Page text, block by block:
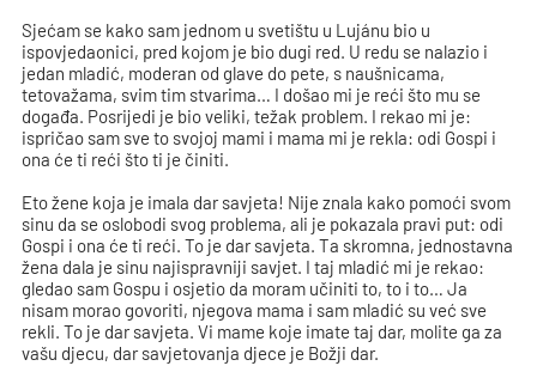
Sjećam se kako sam jednom u svetištu u Lujánu bio u
ispovjedaonici, pred kojom je bio dugi red. U redu se nalazio i
jedan mladić, moderan od glave do pete, s naušnicama,
tetovažama, svim tim stvarima… I došao mi je reći što mu se
događa. Posrijedi je bio veliki, težak problem. I rekao mi je:
ispričao sam sve to svojoj mami i mama mi je rekla: odi Gospi i
ona će ti reći što ti je činiti.
Eto žene koja je imala dar savjeta! Nije znala kako pomoći svom
sinu da se oslobodi svog problema, ali je pokazala pravi put: odi
Gospi i ona će ti reći. To je dar savjeta. Ta skromna, jednostavna
žena dala je sinu najispravniji savjet. I taj mladić mi je rekao:
gledao sam Gospu i osjetio da moram učiniti to, to i to… Ja
nisam morao govoriti, njegova mama i sam mladić su već sve
rekli. To je dar savjeta. Vi mame koje imate taj dar, molite ga za
vašu djecu, dar savjetovanja djece je Božji dar.